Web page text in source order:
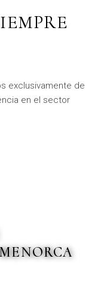
exclusivamente de
en el sector